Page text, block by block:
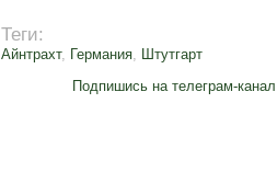
Теги:
Айнтрахт, Германия, Штутгарт
Подпишись на телеграм-